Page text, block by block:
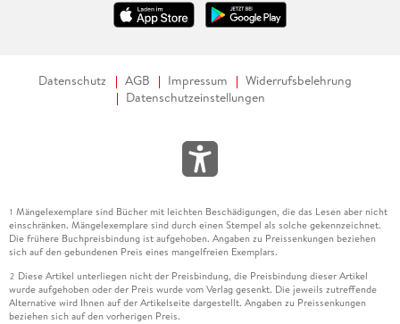
Datenschutz AGB Impressum
Widerrufsbelehrung
Datenschutzeinstellungen
1 Mängelexemplare sind Bücher mit leichten Beschädigungen, die das Lesen aber nicht
einschränken. Mängelexemplare sind durch einen Stempel als solche gekennzeichnet.
Die frühere Buchpreisbindung ist aufgehoben. Angaben zu Preissenkungen beziehen
sich auf den gebundenen Preis eines mangelfreien Exemplars.
2 Diese Artikel unterliegen nicht der Preisbindung, die Preisbindung dieser Artikel
wurde aufgehoben oder der Preis wurde vom Verlag gesenkt. Die jeweils zutreffende
Alternative wird Ihnen auf der Artikelseite dargestellt. Angaben zu Preissenkungen
beziehen sich auf den vorherigen Preis.